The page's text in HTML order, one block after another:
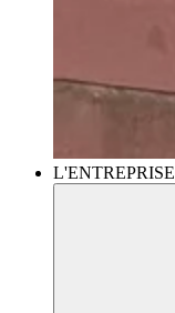
L'ENTREPRISE